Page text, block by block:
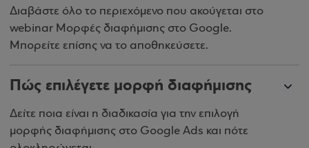
Διαβάστε όλο το περιεχόμενο που ακούγεται στο
webinar Μορφές διαφήμισης στο Google.
Μπορείτε επίσης να το αποθηκεύσετε.
Πώς επιλέγετε μορφή διαφήμισης
Δείτε ποια είναι η διαδικασία για την επιλογή
μορφής διαφήμισης στο Google Ads και πότε